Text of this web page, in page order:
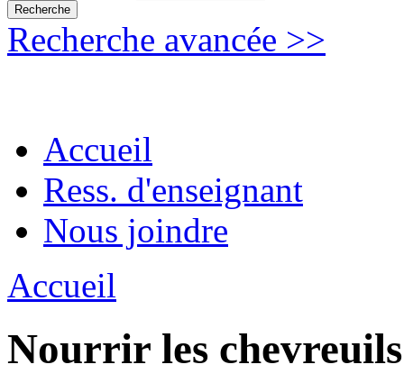
Recherche avancée >>
Accueil
Ress. d'enseignant
Nous joindre
Accueil
Nourrir les